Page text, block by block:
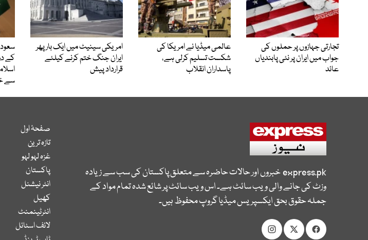
تجارتی جہازوں پر حملوں کی
جواب میں ایران پر نئی پابندیاں
عائد
عالمی میڈیا نے امریکا کی
شکست تسلیم کرلی ہے،
پاسداران انقلاب
امریکی سینیٹ میں ایک بار پھر
ایران جنگ ختم کرنے کیلئے
قرارداد پیش
کے
سے
express.pkخبروں اور حالات حاضرہ سے متعلق پاکستان کی سب سے زیادہ
وزٹ کی جانے والی ویب سائٹ ہے۔ اس ویب سائٹ پر شائع شدہ تمام مواد کے
جملہ حقوق بحق ایکسپریس میڈیا گروپ محفوظ ہیں۔
صفحۂ اول
تازہ ترین
غزہ لہو لہو
پاکستان
انٹر نیشنل
کھیل
انٹرٹینمنٹ
لائف اسٹائل